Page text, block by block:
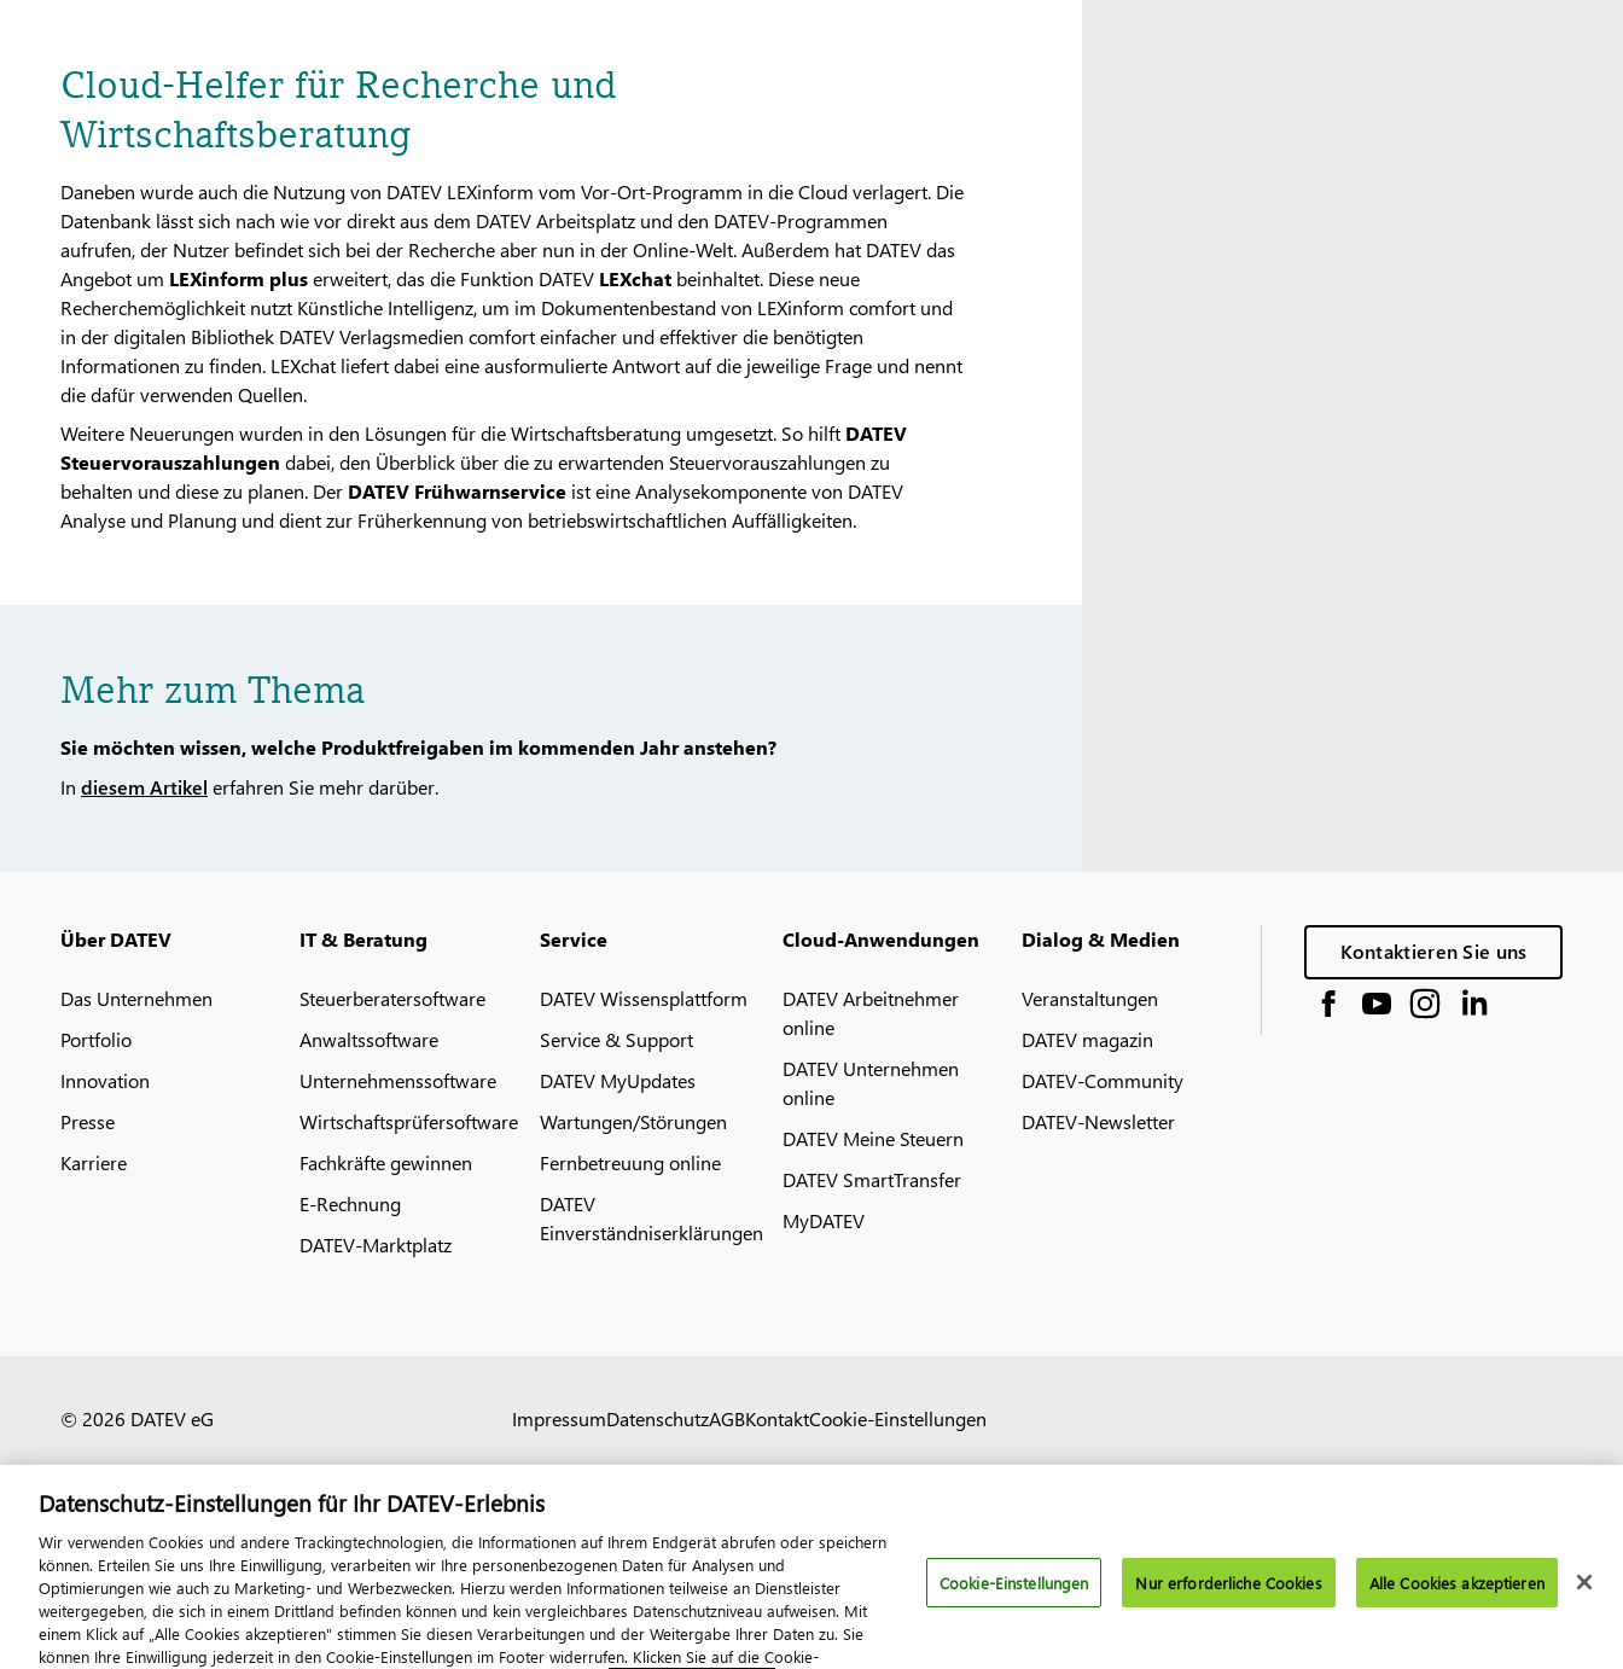
Cloud-Helfer für Recherche und
Wirtschaftsberatung
Daneben wurde auch die Nutzung von DATEV LEXinform vom Vor-Ort-Programm in die Cloud verlagert. Die
Datenbank lässt sich nach wie vor direkt aus dem DATEV Arbeitsplatz und den DATEV-Programmen
aufrufen, der Nutzer befindet sich bei der Recherche aber nun in der Online-Welt. Außerdem hat DATEV das
Angebot um LEXinform pluserweitert, das die Funktion DATEV LEXchat beinhaltet. Diese neue
Recherchemöglichkeit nutzt Künstliche Intelligenz, um im Dokumentenbestand von LEXinform comfort und
in der digitalen Bibliothek DATEV Verlagsmedien comfort einfacher und effektiver die benötigten
Informationen zu finden. LEXchat liefert dabei eine ausformulierte Antwort auf die jeweilige Frage und nennt
die dafür verwenden Quellen.
Weitere Neuerungen wurden in den Lösungen für die Wirtschaftsberatung umgesetzt. So hilft DATEV
Steuervorauszahlungen dabei, den Überblick über die zu erwartenden Steuervorauszahlungen zu
behalten und diese zu planen. Der DATEV Frühwarnservice ist eine Analysekomponente von DATEV
Analyse und Planung und dient zur Früherkennung von betriebswirtschaftlichen Auffälligkeiten.
Mehr zum Thema
Sie möchten wissen, welche Produktfreigaben im kommenden Jahr anstehen?
In diesem Artikel erfahren Sie mehr darüber.
Über DATEV
Das Unternehmen
Portfolio
Innovation
Presse
Karriere
IT & Beratung
Steuerberatersoftware
Anwaltssoftware
Unternehmenssoftware
Wirtschaftsprüfersoftware
Fachkräfte gewinnen
E-Rechnung
DATEV-Marktplatz
Service
DATEV Wissensplattform
Service & Support
DATEV MyUpdates
Wartungen/Störungen
Fernbetreuung online
DATEV
Einverständniserklärungen
Cloud-Anwendungen
DATEV Arbeitnehmer
online
DATEV Unternehmen
online
DATEV Meine Steuern
DATEV SmartTransfer
MyDATEV
Dialog & Medien
Veranstaltungen
DATEV magazin
DATEV-Community
DATEV-Newsletter
Kontaktieren Sie uns
© 2026 DATEV eG ImpressumDatenschutzAGBKontaktCookie-Einstellungen
Datenschutz-Einstellungen für Ihr DATEV-Erlebnis
Wir verwenden Cookies und andere Trackingtechnologien, die Informationen auf Ihrem Endgerät abrufen oder speichern
können. Erteilen Sie uns Ihre Einwilligung, verarbeiten wir Ihre personenbezogenen Daten für Analysen und
Optimierungen wie auch zu Marketing- und Werbezwecken. Hierzu werden Informationen teilweise an Dienstleister
weitergegeben, die sich in einem Drittland befinden können und kein vergleichbares Datenschutzniveau aufweisen. Mit
einem Klick auf „Alle Cookies akzeptieren" stimmen Sie diesen Verarbeitungen und der Weitergabe Ihrer Daten zu. Sie
können Ihre Einwilligung jederzeit in den Cookie-Einstellungen im Footer widerrufen. Klicken Sie auf die Cookie-
Cookie-Einstellungen Nur erforderliche Cookies Alle Cookies akzeptieren